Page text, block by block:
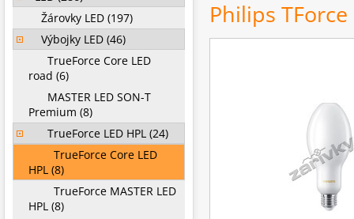
Philips TForce
Žárovky LED (197)
Výbojky LED (46)
TrueForce Core LED
road (6)
MASTER LED SON-T
Premium (8)
TrueForce LED HPL (24)
TrueForce Core LED
HPL (8)
TrueForce MASTER LED
HPL (8)